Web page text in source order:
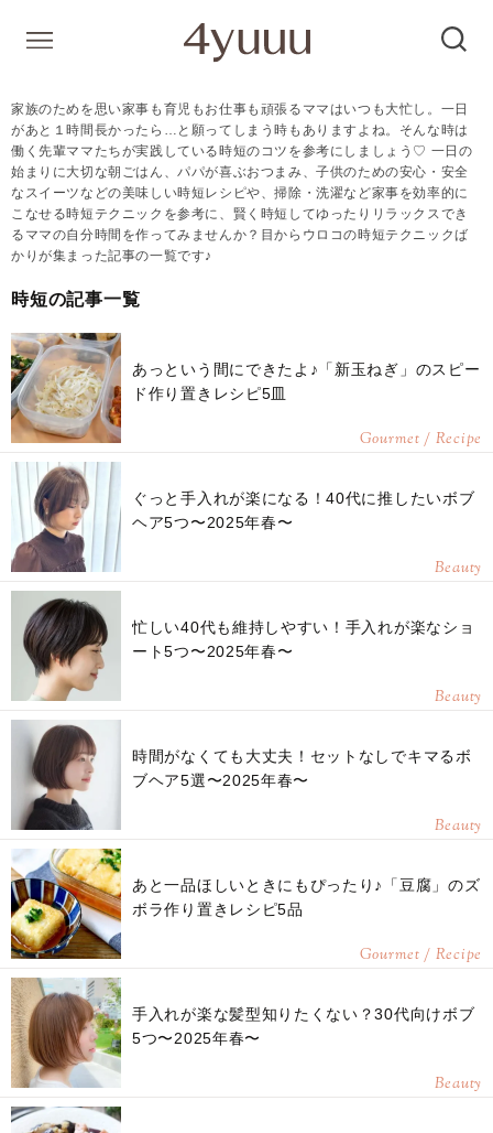
家族のためを思い家事も育児もお仕事も頑張るママはいつも大忙し。一日
があと１時間長かったら…と願ってしまう時もありますよね。そんな時は
働く先輩ママたちが実践している時短のコツを参考にしましょう♡ 一日の
始まりに大切な朝ごはん、パパが喜ぶおつまみ、子供のための安心・安全
なスイーツなどの美味しい時短レシピや、掃除・洗濯など家事を効率的に
こなせる時短テクニックを参考に、賢く時短してゆったりリラックスでき
るママの自分時間を作ってみませんか？目からウロコの時短テクニックば
かりが集まった記事の一覧です♪
時短の記事一覧
あっという間にできたよ♪「新玉ねぎ」のスピー
ド作り置きレシピ5皿
Gourmet / Recipe
ぐっと手入れが楽になる！40代に推したいボブ
ヘア5つ〜2025年春〜
Beauty
忙しい40代も維持しやすい！手入れが楽なショ
ート5つ〜2025年春〜
Beauty
時間がなくても大丈夫！セットなしでキマるボ
ブヘア5選〜2025年春〜
Beauty
あと一品ほしいときにもぴったり♪「豆腐」のズ
ボラ作り置きレシピ5品
Gourmet / Recipe
手入れが楽な髪型知りたくない？30代向けボブ
5つ〜2025年春〜
Beauty